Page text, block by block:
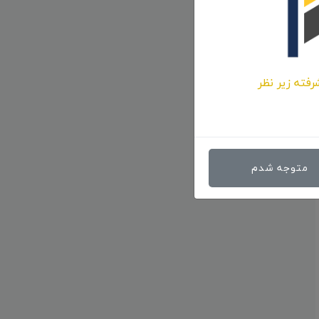
زیر نظر
متوجه شدم